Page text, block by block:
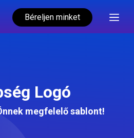
Béreljen minket
Logó
megfelelő sablont!